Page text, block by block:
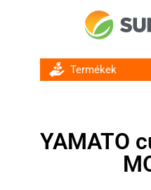
YAMATO